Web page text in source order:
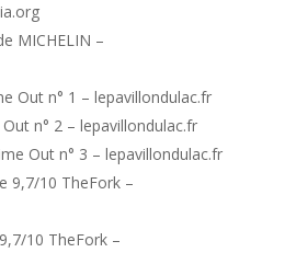
MICHELIN –
Out n° 1 – lepavillondulac.fr
Out n° 2 – lepavillondulac.fr
Out n° 3 – lepavillondulac.fr
9,7/10 TheFork –
10 TheFork –